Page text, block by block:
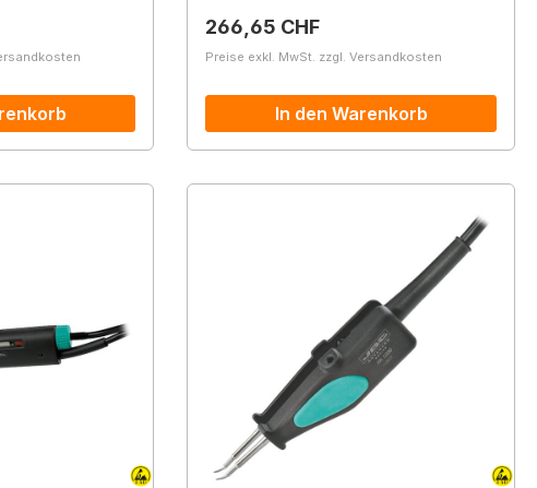
Regulärer Preis:
266,65 CHF
Preise exkl. MwSt. zzgl. Versandkosten
In den Warenkorb